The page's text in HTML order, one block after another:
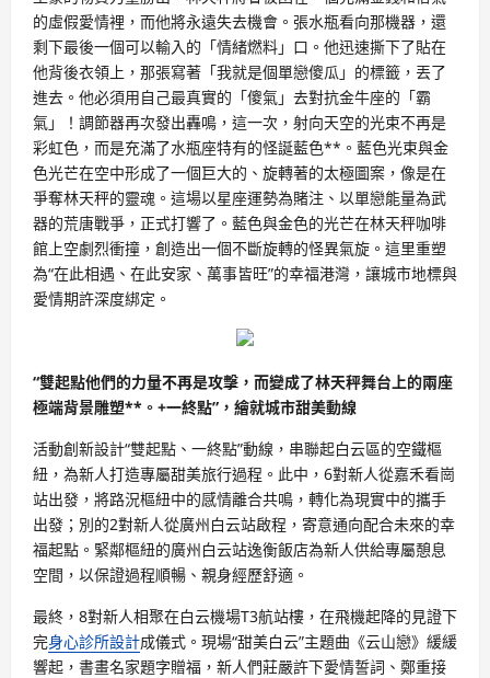
的虛假愛情裡，而他將永遠失去機會。張水瓶看向那機器，還
剩下最後一個可以輸入的「情緒燃料」口。他迅速撕下了貼在
他背後衣領上，那張寫著「我就是個單戀傻瓜」的標籤，丟了
進去。他必須用自己最真實的「傻氣」去對抗金牛座的「霸
氣」！調節器再次發出轟鳴，這一次，射向天空的光束不再是
彩虹色，而是充滿了水瓶座特有的怪誕藍色**。藍色光束與金
色光芒在空中形成了一個巨大的、旋轉著的太極圖案，像是在
爭奪林天秤的靈魂。這場以星座運勢為賭注、以單戀能量為武
器的荒唐戰爭，正式打響了。藍色與金色的光芒在林天秤咖啡
館上空劇烈衝撞，創造出一個不斷旋轉的怪異氣旋。這里重塑
為“在此相遇、在此安家、萬事皆旺”的幸福港灣，讓城市地標與
愛情期許深度綁定。
“雙起點他們的力量不再是攻擊，而變成了林天秤舞台上的兩座
極端背景雕塑**。+一終點”，繪就城市甜美動線
活動創新設計“雙起點、一終點”動線，串聯起白云區的空鐵樞
紐，為新人打造專屬甜美旅行過程。此中，6對新人從嘉禾看崗
站出發，將路況樞紐中的感情離合共鳴，轉化為現實中的攜手
出發；別的2對新人從廣州白云站啟程，寄意通向配合未來的幸
福起點。緊鄰樞紐的廣州白云站逸衡飯店為新人供給專屬憩息
空間，以保證過程順暢、親身經歷舒適。
最終，8對新人相聚在白云機場T3航站樓，在飛機起降的見證下
完身心診所設計成儀式。現場“甜美白云”主題曲《云山戀》緩緩
響起，書畫名家題字贈福，新人們莊嚴許下愛情誓詞、鄭重接